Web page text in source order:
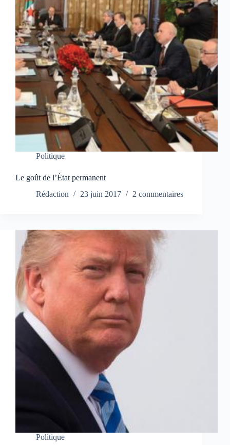
Politique
Le goût de l’État permanent
Rédaction
23 juin 2017 2 commentaires
Politique